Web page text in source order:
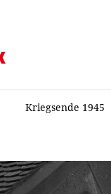
Kriegsende 1945